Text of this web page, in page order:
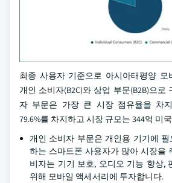
최종 사용자 기준으로 아시아태평양 모
개인 소비자(B2C)와 상업 부문(B2B)으로
자 부문은 가장 큰 시장 점유율을 차
79.6%를 차지하고 시장 규모는 344억 미
개인 소비자 부문은 개인용 기기에
하는 스마트폰 사용자가 많아 시장을
비자는 기기 보호, 오디오 기능 향상,
위해 모바일 액세서리에 투자합니다.